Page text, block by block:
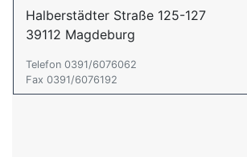
Halberstädter Straße 125-127
39112 Magdeburg
Telefon 0391/6076062
Fax 0391/6076192